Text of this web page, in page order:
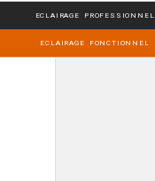
ECLAIRAGE PROFESSIONNEL
ECLAIRAGE FONCTIONNEL